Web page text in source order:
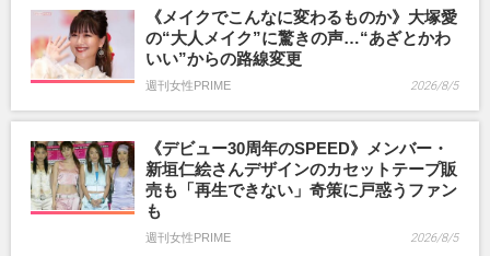
《メイクでこんなに変わるものか》大塚愛
の“大人メイク”に驚きの声…“あざとかわ
いい”からの路線変更
週刊女性PRIME 2026/8/5
《デビュー30周年のSPEED》メンバー・
新垣仁絵さんデザインのカセットテープ販
売も「再生できない」奇策に戸惑うファン
も
週刊女性PRIME 2026/8/5